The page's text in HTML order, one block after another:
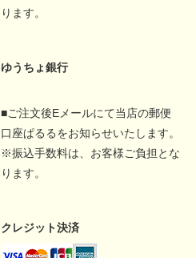
ります。
ゆうちょ銀行
■ご注文後Eメールにて当店の郵便
口座ぱるるをお知らせいたします。
※振込手数料は、お客様ご負担とな
ります。
クレジット決済